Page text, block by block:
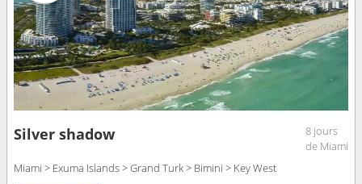
Silver shadow
8 jours
de Miami
Miami > Exuma Islands > Grand Turk > Bimini > Key West